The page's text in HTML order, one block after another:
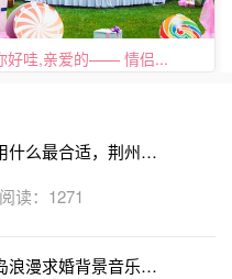
好哇,亲爱的—— 情侣...
什么最合适，荆州电
读：1271
浪漫求婚背景音乐有